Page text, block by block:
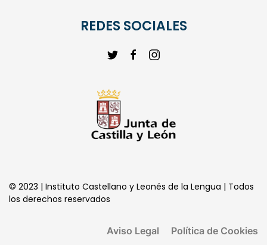
REDES SOCIALES
© 2023 | Instituto Castellano y Leonés de la Lengua | Todos
los derechos reservados
Aviso Legal Política de Cookies